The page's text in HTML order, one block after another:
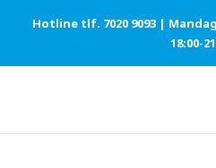
Hotline tlf. 7020 9093 |
18:00-